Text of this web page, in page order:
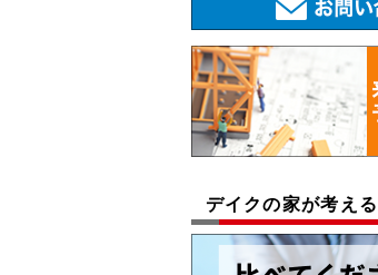
デイクの家が考え